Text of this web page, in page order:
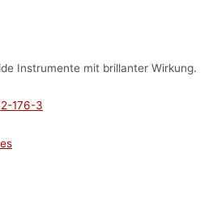
Instrumente mit brillanter Wirkung.
176-3